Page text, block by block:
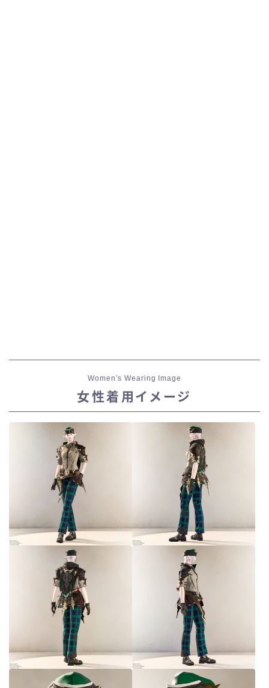
ローライズ
ミニスカート
ロングスカート
インナーパンツ付きスカート
ショートパンツ
ハーフパンツ
七分丈
Women’s Wearing Image
女性着用イメージ